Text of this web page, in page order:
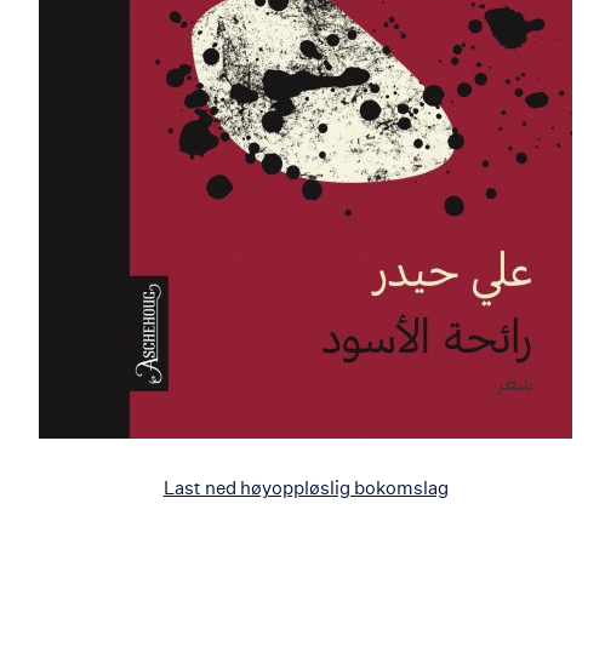
Last ned høyoppløslig bokomslag